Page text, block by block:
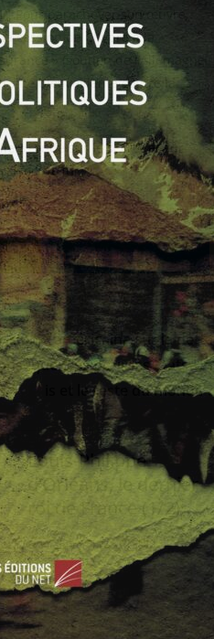
Pour parachever son œuvre,
cession de Chypre à la
» (soutien de l’Allemagne
bienveillante contre la
Fondé sur le secret et sur
de lui.
0
» américaine sur la dette
pour les Etats-Un
is et le reste du monde ?
Louis-Philippe
d’Orléans, le dernier
roi de France (1/2)
11 septembre 2013 0